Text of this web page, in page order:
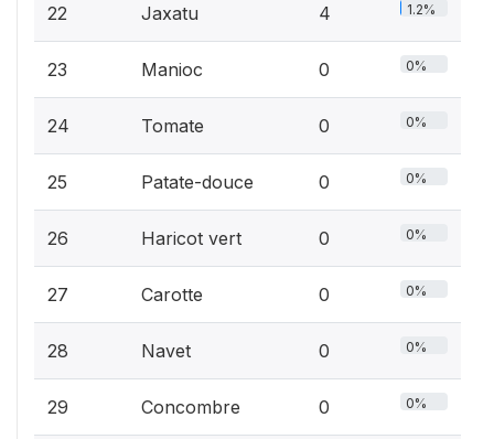
22 Jaxatu 4 1.2%
23 Manioc 0 0%
24 Tomate 0 0%
25 Patate-douce 0 0%
26 Haricot vert 0 0%
27 Carotte 0 0%
28 Navet 0 0%
29 Concombre 0 0%